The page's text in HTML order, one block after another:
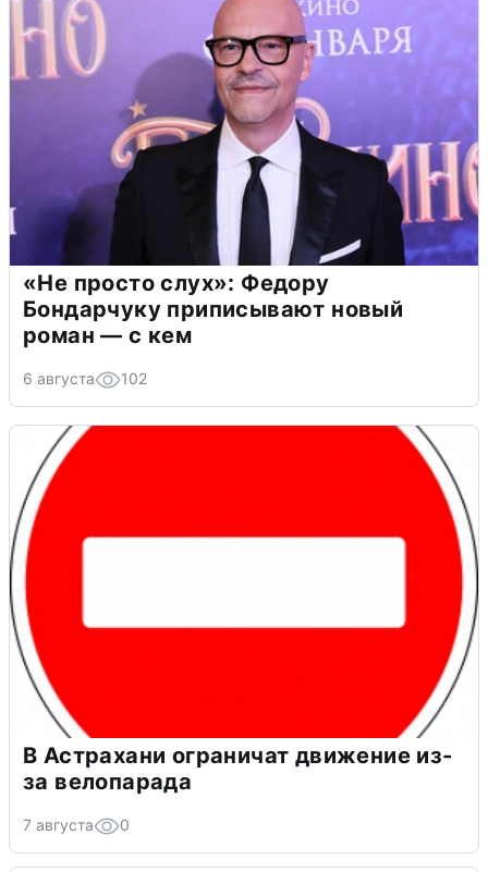
«Не просто слух»: Федору
Бондарчуку приписывают новый
роман — с кем
6 августа 102
В Астрахани ограничат движение из-
за велопарада
7 августа 0